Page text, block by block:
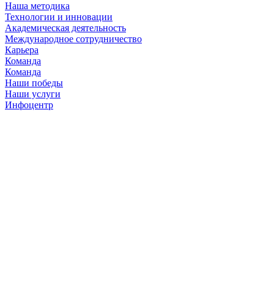
Наша методика
Технологии и инновации
Академическая деятельность
Международное сотрудничество
Карьера
Команда
Команда
Наши победы
Наши услуги
Инфоцентр